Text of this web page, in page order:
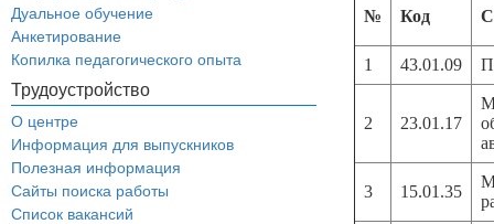
Дуальное обучение
Анкетирование
Копилка педагогического опыта
Трудоустройство
О центре
Информация для выпускников
Полезная информация
Сайты поиска работы
Список вакансий
№ Код
1 43.01.09
2 23.01.17
3 15.01.35